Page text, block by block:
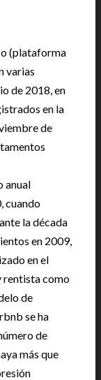
(plataforma
varias
de 2018, en
en la
de
anual
cuando
la década
en 2009,
en el
rentista como
de
se ha
de
más que